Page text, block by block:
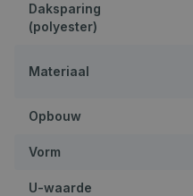
Daksparing
(polyester)
Materiaal
Opbouw
Vorm
U-waarde